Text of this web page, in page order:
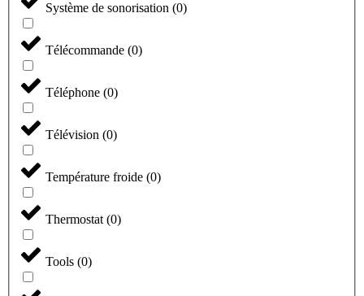
Système de sonorisation (0)
Télécommande (0)
Téléphone (0)
Télévision (0)
Température froide (0)
Thermostat (0)
Tools (0)